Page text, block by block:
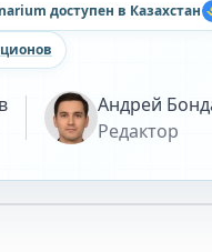
доступен в Казахстан
Андрей
Редактор